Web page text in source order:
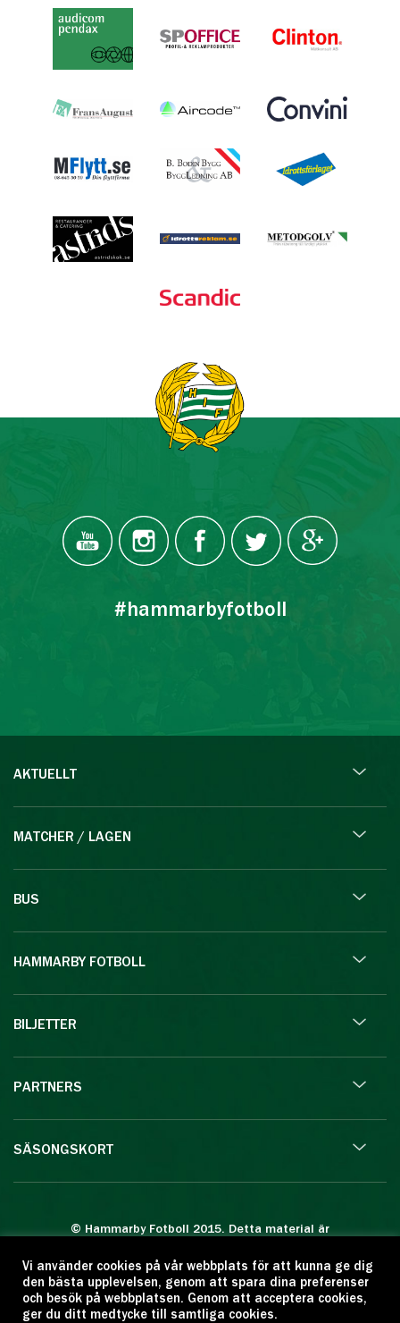
#hammarbyfotboll
AKTUELLT
MATCHER / LAGEN
BUS
HAMMARBY FOTBOLL
BILJETTER
PARTNERS
SÄSONGSKORT
© Hammarby Fotboll 2015. Detta material är
Eftertryck eller annan kopiering är förbjuden.
Citera oss gärna men ange källan:
www.hammarbyfotboll.se. Ansvarig utgivare:
Vi använder cookies på vår webbplats för att kunna ge dig
den bästa upplevelsen, genom att spara dina preferenser
och besök på webbplatsen. Genom att acceptera cookies,
ger du ditt medtycke till samtliga cookies.